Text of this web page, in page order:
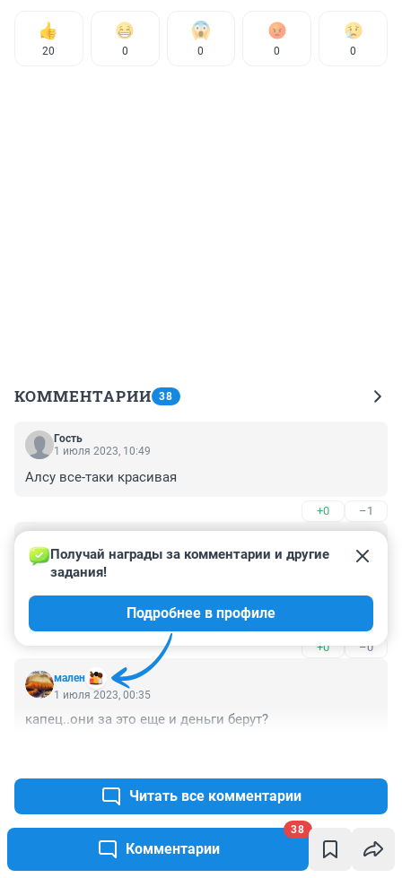
Комментарии
38
20 0 0 0 0
КОММЕНТАРИИ 38
Гость
1 июля 2023, 10:49
Алсу все-таки красивая
+0 –1
1 июля 2023, 10:18
На бывшей свиноферме построили типа санаторий
отстой там не советую ничего хорошего там нет,это
просто деньги на ветер
+0 –0
мален
Получай награды за комментарии и другие
задания!
Подробнее в профиле
1 июля 2023, 00:35
капец..они за это еще и деньги берут?
Читать все комментарии